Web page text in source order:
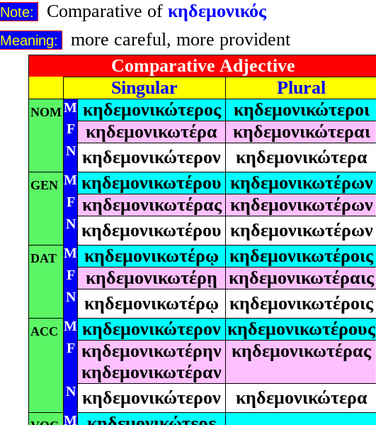
Note: Comparative of κηδεμονικός
Meaning:
more careful, more provident
Comparative Adjective
Singular
Plural
NOMM κηδεμονικώτερος κηδεμονικώτεροι
F κηδεμονικωτέρα κηδεμονικώτεραι
N κηδεμονικώτερον κηδεμονικώτερα
GEN M κηδεμονικωτέρου κηδεμονικωτέρων
F κηδεμονικωτέρας κηδεμονικωτέρων
N κηδεμονικωτέρου κηδεμονικωτέρων
DAT M κηδεμονικωτέρῳ κηδεμονικωτέροις
F κηδεμονικωτέρῃ κηδεμονικωτέραις
N κηδεμονικωτέρῳ κηδεμονικωτέροις
ACC M κηδεμονικώτερον κηδεμονικωτέρους
F κηδεμονικωτέρην
κηδεμονικωτέραν
κηδεμονικωτέρας
N κηδεμονικώτερον κηδεμονικώτερα
M